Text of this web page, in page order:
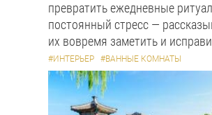
превратить ежедневные
постоянный стресс —
их вовремя заметить и
#ИНТЕРЬЕР #ВАННЫЕ КОМНАТЫ